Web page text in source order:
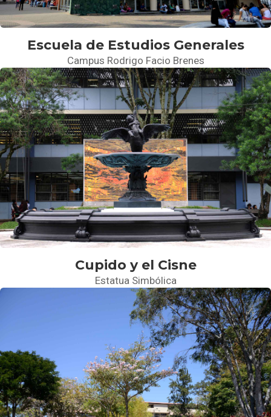
Escuela de Estudios Generales
Campus Rodrigo Facio Brenes
Cupido y el Cisne
Estatua Simbólica